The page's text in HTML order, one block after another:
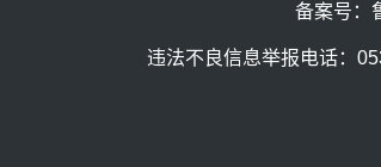
备案号：
违法不良信息举报电话：